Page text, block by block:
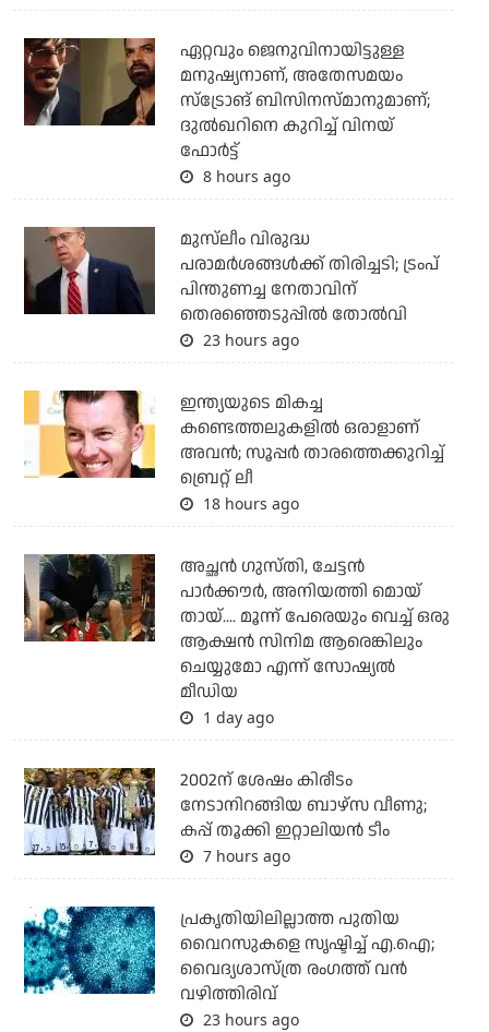
ഏറ്റവും ജെനുവിനായിട്ടുള്ള
മനുഷ്യനാണ്, അതേസമയം
സ്‌ട്രോങ് ബിസിനസ്മാനുമാണ്;
ദുല്‍ഖറിനെ കുറിച്ച് വിനയ്
ഫോര്‍ട്ട്
8 hours ago
മുസ്‌ലീം വിരുദ്ധ
പരാമര്‍ശങ്ങള്‍ക്ക് തിരിച്ചടി; ട്രംപ്
പിന്തുണച്ച നേതാവിന്
തെരഞ്ഞെടുപ്പില്‍ തോല്‍വി
23 hours ago
ഇന്ത്യയുടെ മികച്ച
കണ്ടെത്തലുകളില്‍ ഒരാളാണ്
അവന്‍; സൂപ്പര്‍ താരത്തെക്കുറിച്ച്
ബ്രെറ്റ് ലീ
18 hours ago
അച്ഛന്‍ ഗുസ്തി, ചേട്ടന്‍
പാര്‍ക്കൗര്‍, അനിയത്തി മൊയ്
തായ്.... മൂന്ന് പേരെയും വെച്ച് ഒരു
ആക്ഷന്‍ സിനിമ ആരെങ്കിലും
ചെയ്യുമോ എന്ന് സോഷ്യല്‍
മീഡിയ
1 day ago
2002ന് ശേഷം കിരീടം
നേടാനിറങ്ങിയ ബാഴ്സ വീണു;
കപ്പ് തൂക്കി ഇറ്റാലിയൻ ടീം
7 hours ago
പ്രകൃതിയിലില്ലാത്ത പുതിയ
വൈറസുകളെ സൃഷ്ടിച്ച് എ.ഐ;
വൈദ്യശാസ്ത്ര രംഗത്ത് വന്‍
വഴിത്തിരിവ്
23 hours ago